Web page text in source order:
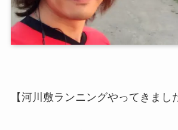
【河川敷ランニングやってきまし